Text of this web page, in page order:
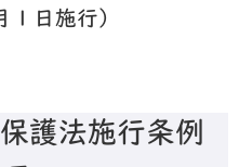
日施行）
護法施行条例